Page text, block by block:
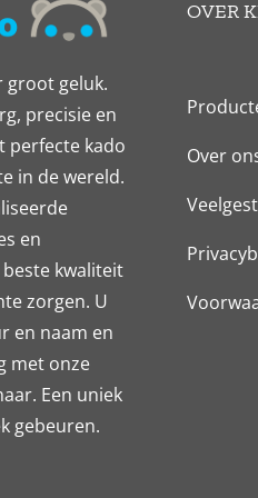
groot geluk.
precisie en
perfecte kado
in de wereld.
en
kwaliteit
zorgen. U
en naam en
met onze
Een uniek
gebeuren.
OVER
Over